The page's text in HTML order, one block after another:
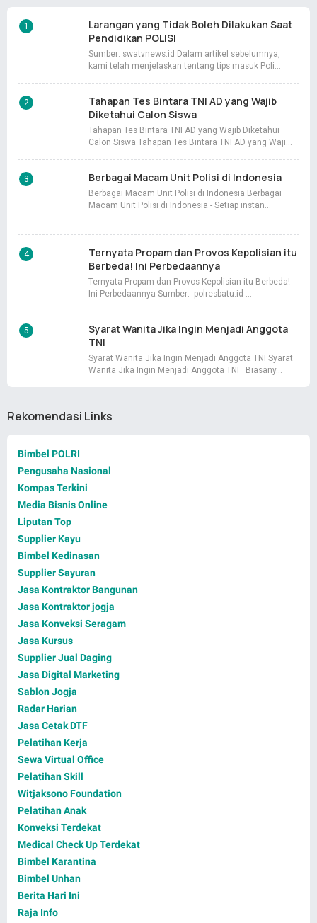
Larangan yang Tidak Boleh Dilakukan Saat
Pendidikan POLISI
Sumber: swatvnews.id Dalam artikel sebelumnya,
kami telah menjelaskan tentang tips masuk Poli…
Tahapan Tes Bintara TNI AD yang Wajib
Diketahui Calon Siswa
Tahapan Tes Bintara TNI AD yang Wajib Diketahui
Calon Siswa Tahapan Tes Bintara TNI AD yang Waji…
Berbagai Macam Unit Polisi di Indonesia
Berbagai Macam Unit Polisi di Indonesia Berbagai
Macam Unit Polisi di Indonesia - Setiap instan…
Ternyata Propam dan Provos Kepolisian itu
Berbeda! Ini Perbedaannya
Ternyata Propam dan Provos Kepolisian itu Berbeda!
Ini Perbedaannya Sumber: polresbatu.id …
Syarat Wanita Jika Ingin Menjadi Anggota
TNI
Syarat Wanita Jika Ingin Menjadi Anggota TNI Syarat
Wanita Jika Ingin Menjadi Anggota TNI Biasany…
Rekomendasi Links
Bimbel POLRI
Pengusaha Nasional
Kompas Terkini
Media Bisnis Online
Liputan Top
Supplier Kayu
Bimbel Kedinasan
Supplier Sayuran
Jasa Kontraktor Bangunan
Jasa Kontraktor jogja
Jasa Konveksi Seragam
Jasa Kursus
Supplier Jual Daging
Jasa Digital Marketing
Sablon Jogja
Radar Harian
Jasa Cetak DTF
Pelatihan Kerja
Sewa Virtual Office
Pelatihan Skill
Witjaksono Foundation
Pelatihan Anak
Konveksi Terdekat
Medical Check Up Terdekat
Bimbel Karantina
Bimbel Unhan
Berita Hari Ini
Raja Info